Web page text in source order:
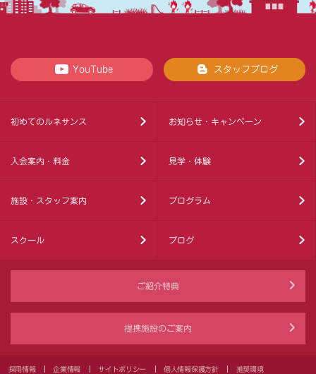
YouTube スタッフブログ
初めてのルネサンス お知らせ・キャンペーン
入会案内・料金 見学・体験
施設・スタッフ案内 プログラム
スクール ブログ
ご紹介特典
提携施設のご案内
採用情報 企業情報 サイトポリシー 個人情報保護方針 推奨環境